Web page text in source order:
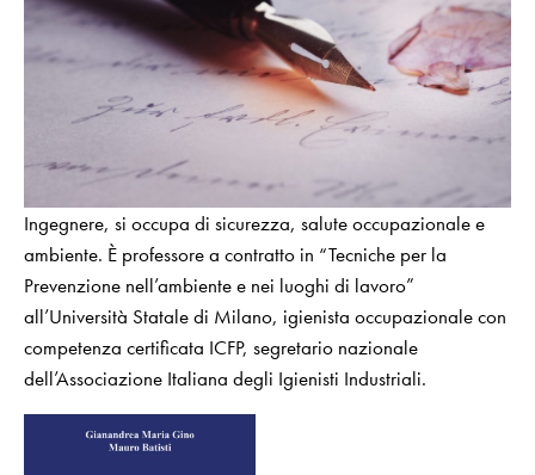
Ingegnere, si occupa di sicurezza, salute occupazionale e
ambiente. È professore a contratto in “Tecniche per la
Prevenzione nell’ambiente e nei luoghi di lavoro”
all’Università Statale di Milano, igienista occupazionale con
competenza certificata ICFP, segretario nazionale
dell’Associazione Italiana degli Igienisti Industriali.